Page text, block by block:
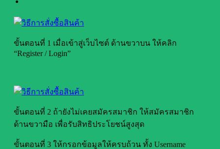
ขั้นตอนที่ 1 เมื่อเข้าสู่เว็บไซต์ ด้านขวาบน ให้คลิก
“Register / Login”
ขั้นตอนที่ 2 ถ้ายังไม่เคยสมัครสมาชิก ให้สมัครสมาชิก
ด้านขวามือ เพื่อรับสิทธิประโยชน์สูงสุด
ขั้นตอนที่ 3 ให้กรอกข้อมูลให้ครบถ้วน ทั้ง Username